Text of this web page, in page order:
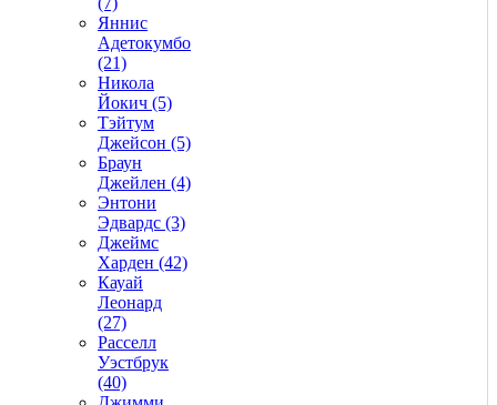
Яннис
Адетокумбо
(21)
Никола
Йокич (5)
Тэйтум
Джейсон (5)
Браун
Джейлен (4)
Энтони
Эдвардс (3)
Джеймс
Харден (42)
Кауай
Леонард
(27)
Расселл
Уэстбрук
(40)